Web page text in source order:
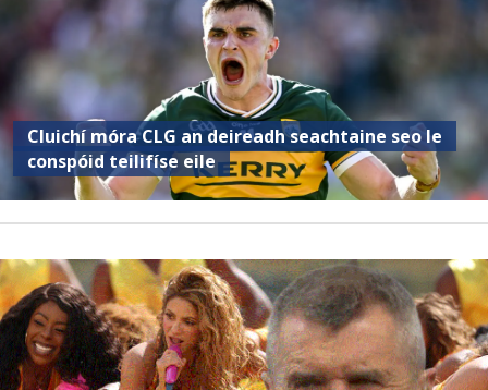
Cluichí móra CLG an deireadh seachtaine seo le
conspóid teilifíse eile